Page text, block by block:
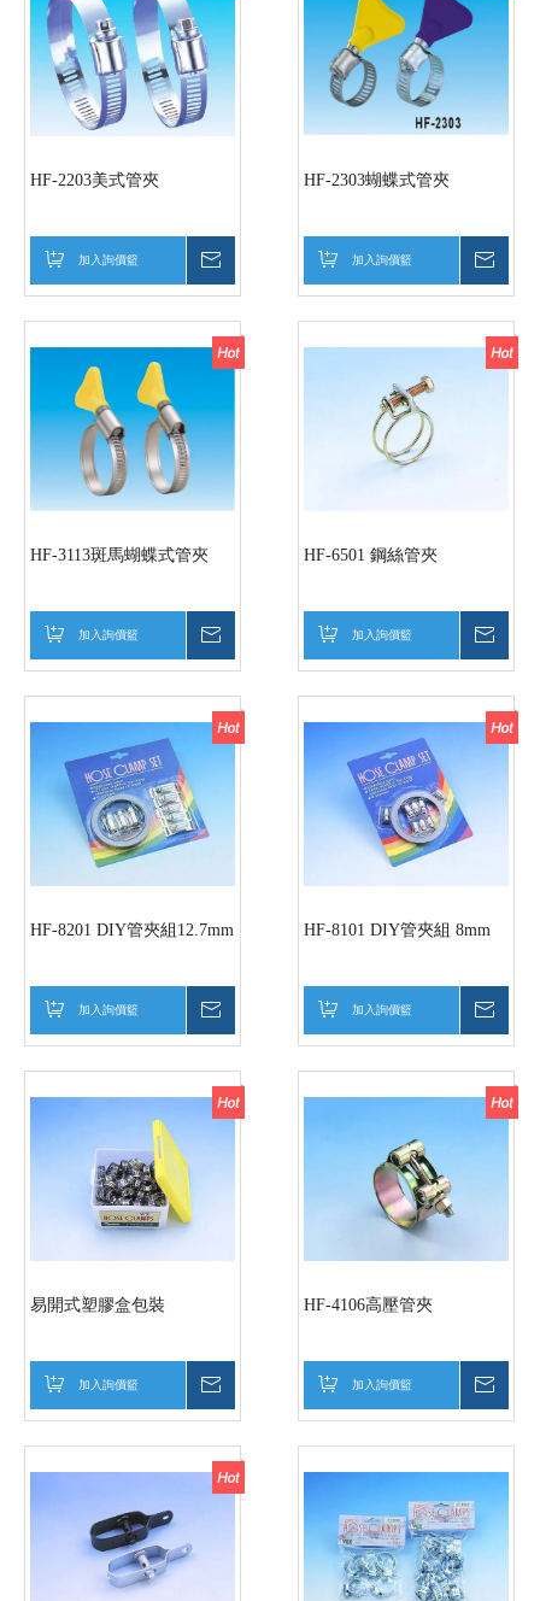
HF-2203美式管夾
加入詢價籃
HF-2303蝴蝶式管夾
加入詢價籃
HF-3113斑馬蝴蝶式管夾
加入詢價籃
HF-6501 鋼絲管夾
加入詢價籃
HF-8201 DIY管夾組12.7mm
加入詢價籃
HF-8101 DIY管夾組 8mm
加入詢價籃
易開式塑膠盒包裝
加入詢價籃
HF-4106高壓管夾
加入詢價籃